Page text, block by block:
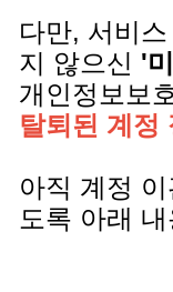
다만, 서비
지 않으신 '
개인정보보
탈퇴된 계정
아직 계정
도록 아래